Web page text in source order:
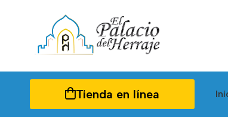
Tienda en línea